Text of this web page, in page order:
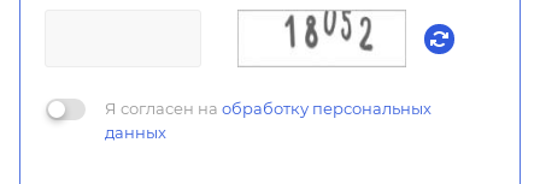
Я согласен на обработку персональных
данных